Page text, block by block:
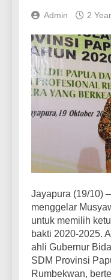
Admin 2
Jayapura (19/10)
menggelar
untuk memilih
bakti 2020-2025.
ahli Gubernur
SDM Provinsi
Rumbekwan,